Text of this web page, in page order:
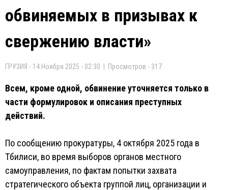
обвиняемых в призывах к
свержению власти»
ГРУЗИЯ - 14 Ноября 2025 - 02:30 | Просмотров - 317
Всем, кроме одной, обвинение уточняется только в
части формулировок и описания преступных
действий.
По сообщению прокуратуры, 4 октября 2025 года в
Тбилиси, во время выборов органов местного
самоуправления, по фактам попытки захвата
стратегического объекта группой лиц, организации и